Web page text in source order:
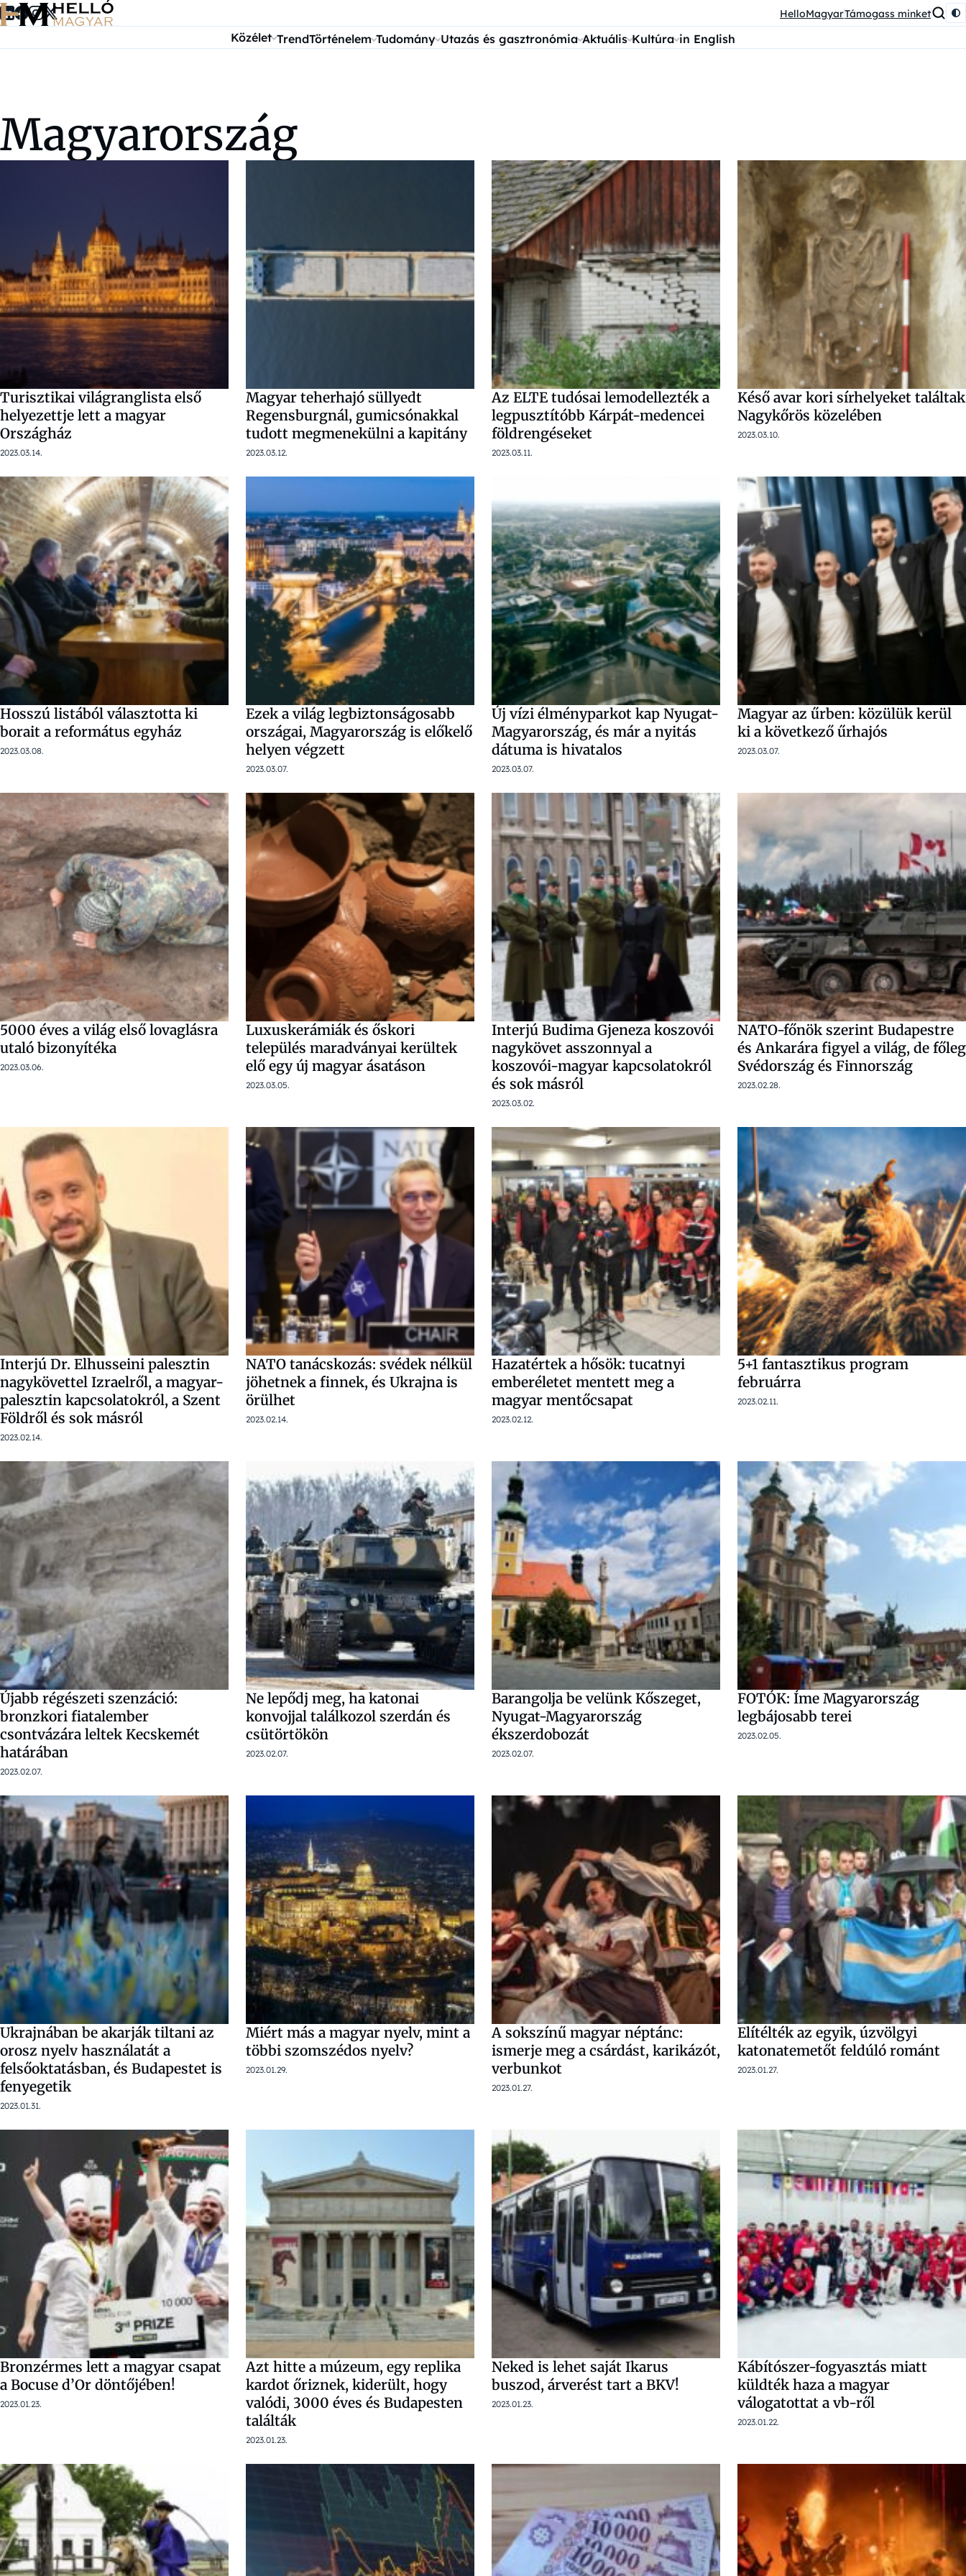
Ugrás a tartalomra HelloMagyarTámogass minket
Közélet TrendTörténelem Tudomány Utazás és gasztronómia Aktuális Kultúra in English
Magyarország
Turisztikai világranglista első
helyezettje lett a magyar
Országház
2023.03.14.
Magyar teherhajó süllyedt
Regensburgnál, gumicsónakkal
tudott megmenekülni a kapitány
2023.03.12.
Az ELTE tudósai lemodellezték a
legpusztítóbb Kárpát-medencei
földrengéseket
2023.03.11.
Késő avar kori sírhelyeket találtak
Nagykőrös közelében
2023.03.10.
Hosszú listából választotta ki
borait a református egyház
2023.03.08.
Ezek a világ legbiztonságosabb
országai, Magyarország is előkelő
helyen végzett
2023.03.07.
Új vízi élményparkot kap Nyugat-
Magyarország, és már a nyitás
dátuma is hivatalos
2023.03.07.
Magyar az űrben: közülük kerül
ki a következő űrhajós
2023.03.07.
5000 éves a világ első lovaglásra
utaló bizonyítéka
2023.03.06.
Luxuskerámiák és őskori
település maradványai kerültek
elő egy új magyar ásatáson
2023.03.05.
Interjú Budima Gjeneza koszovói
nagykövet asszonnyal a
koszovói-magyar kapcsolatokról
és sok másról
2023.03.02.
NATO-főnök szerint Budapestre
és Ankarára figyel a világ, de főleg
Svédország és Finnország
2023.02.28.
Interjú Dr. Elhusseini palesztin
nagykövettel Izraelről, a magyar-
palesztin kapcsolatokról, a Szent
Földről és sok másról
2023.02.14.
NATO tanácskozás: svédek nélkül
jöhetnek a finnek, és Ukrajna is
örülhet
2023.02.14.
Hazatértek a hősök: tucatnyi
emberéletet mentett meg a
magyar mentőcsapat
2023.02.12.
5+1 fantasztikus program
februárra
2023.02.11.
Újabb régészeti szenzáció:
bronzkori fiatalember
csontvázára leltek Kecskemét
határában
2023.02.07.
Ne lepődj meg, ha katonai
konvojjal találkozol szerdán és
csütörtökön
2023.02.07.
Barangolja be velünk Kőszeget,
Nyugat-Magyarország
ékszerdobozát
2023.02.07.
FOTÓK: Íme Magyarország
legbájosabb terei
2023.02.05.
Ukrajnában be akarják tiltani az
orosz nyelv használatát a
felsőoktatásban, és Budapestet is
fenyegetik
2023.01.31.
Miért más a magyar nyelv, mint a
többi szomszédos nyelv?
2023.01.29.
A sokszínű magyar néptánc:
ismerje meg a csárdást, karikázót,
verbunkot
2023.01.27.
Elítélték az egyik, úzvölgyi
katonatemetőt feldúló románt
2023.01.27.
Bronzérmes lett a magyar csapat
a Bocuse d’Or döntőjében!
2023.01.23.
Azt hitte a múzeum, egy replika
kardot őriznek, kiderült, hogy
valódi, 3000 éves és Budapesten
találták
2023.01.23.
Neked is lehet saját Ikarus
buszod, árverést tart a BKV!
2023.01.23.
Kábítószer-fogyasztás miatt
küldték haza a magyar
válogatottat a vb-ről
2023.01.22.